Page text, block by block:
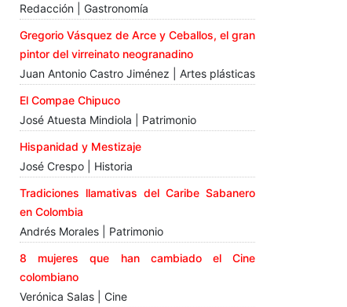
Redacción | Gastronomía
Gregorio Vásquez de Arce y Ceballos, el gran
pintor del virreinato neogranadino
Juan Antonio Castro Jiménez | Artes plásticas
El Compae Chipuco
José Atuesta Mindiola | Patrimonio
Hispanidad y Mestizaje
José Crespo | Historia
Tradiciones llamativas del Caribe Sabanero
en Colombia
Andrés Morales | Patrimonio
8 mujeres que han cambiado el Cine
colombiano
Verónica Salas | Cine